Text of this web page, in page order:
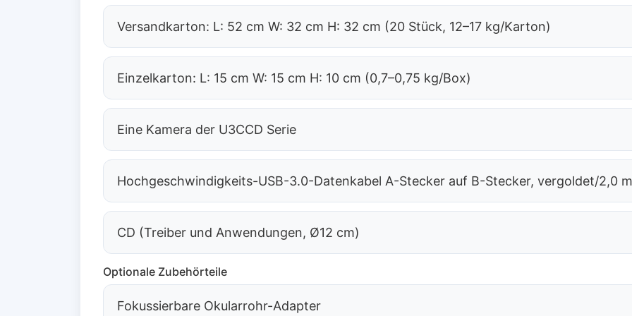
Versandkarton: L: 52 cm W: 32 cm H: 32 cm (20 Stück, 12–17 kg/Karton)
Einzelkarton: L: 15 cm W: 15 cm H: 10 cm (0,7–0,75 kg/Box)
Eine Kamera der U3CCD Serie
Hochgeschwindigkeits-USB-3.0-Datenkabel A-Stecker auf B-Stecker, vergoldet/2,0
CD (Treiber und Anwendungen, Ø12 cm)
Optionale Zubehörteile
Fokussierbare Okularrohr-Adapter